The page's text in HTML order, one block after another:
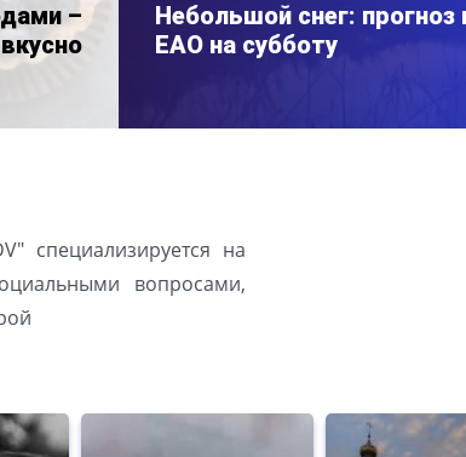
–
Небольшой снег: прогноз
ЕАО на субботу
специализируется на
вопросами,